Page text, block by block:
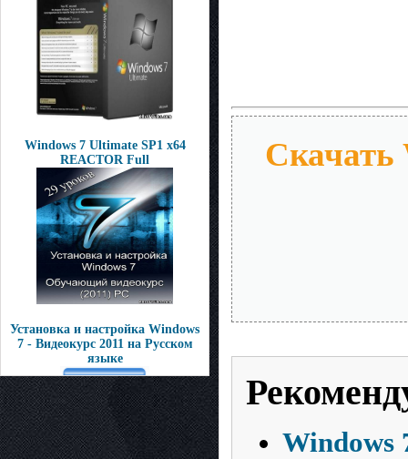
Windows 7 Ultimate SP1 x64
REACTOR Full
Установка и настройка Windows
7 - Видеокурс 2011 на Русском
языке
Скачать
Windows